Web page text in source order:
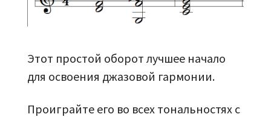
Этот простой оборот лучшее начало
для освоения джазовой гармонии.
Проиграйте его во всех тональностях с